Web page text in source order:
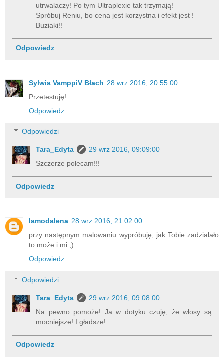
utrwalaczy! Po tym Ultraplexie tak trzymają!
Spróbuj Reniu, bo cena jest korzystna i efekt jest !
Buziaki!!
Odpowiedz
Sylwia VamppiV Błach 28 wrz 2016, 20:55:00
Przetestuję!
Odpowiedz
Odpowiedzi
Tara_Edyta
29 wrz 2016, 09:09:00
Szczerze polecam!!!
Odpowiedz
lamodalena 28 wrz 2016, 21:02:00
przy następnym malowaniu wypróbuję, jak Tobie zadziałało
to może i mi ;)
Odpowiedz
Odpowiedzi
Tara_Edyta
29 wrz 2016, 09:08:00
Na pewno pomoże! Ja w dotyku czuję, że włosy są
mocniejsze! I gładsze!
Odpowiedz